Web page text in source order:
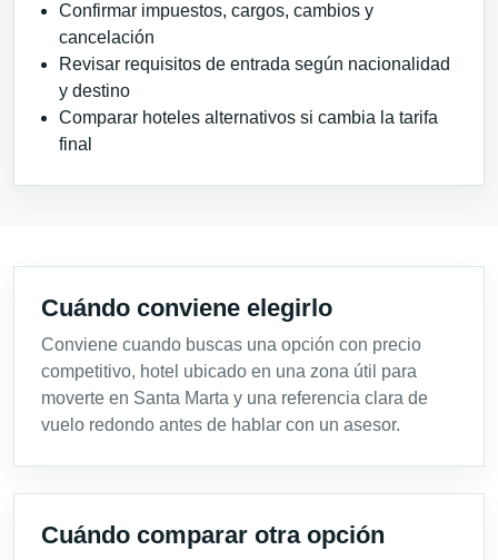
Confirmar impuestos, cargos, cambios y
cancelación
Revisar requisitos de entrada según nacionalidad
y destino
Comparar hoteles alternativos si cambia la tarifa
final
Cuándo conviene elegirlo
Conviene cuando buscas una opción con precio
competitivo, hotel ubicado en una zona útil para
moverte en Santa Marta y una referencia clara de
vuelo redondo antes de hablar con un asesor.
Cuándo comparar otra opción